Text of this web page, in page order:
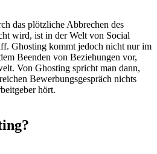
das plötzliche Abbrechen des
wird, ist in der Welt von Social
Ghosting kommt jedoch nicht nur im
Beenden von Beziehungen vor,
Von Ghosting spricht man dann,
Bewerbungsgespräch nichts
hört.